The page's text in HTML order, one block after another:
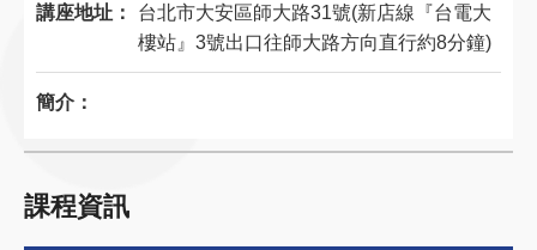
講座地址：
台北市大安區師大路31號(新店線『台電大
樓站』3號出口往師大路方向直行約8分鐘)
簡介：
課程資訊